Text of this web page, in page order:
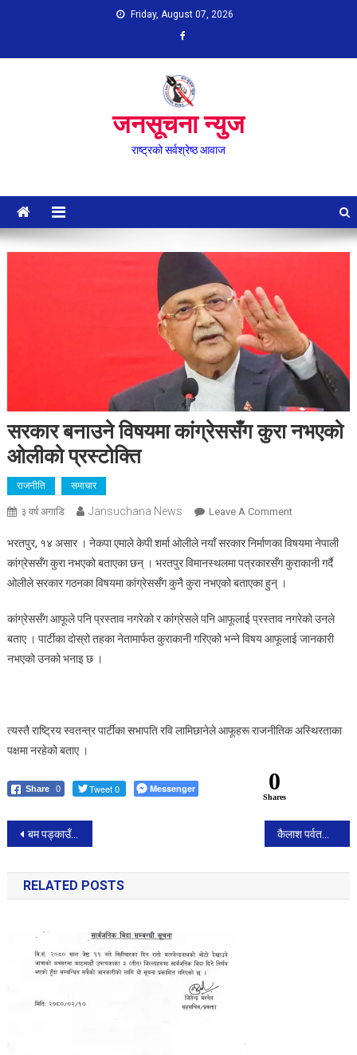
Friday, August 07, 2026
जनसूचना न्युज
राष्ट्रको सर्वश्रेष्ठ आवाज
सरकार बनाउने विषयमा कांग्रेससँग कुरा नभएको
ओलीको प्रस्टोक्ति
राजनीति समाचार
३ वर्ष अगाडि Jansuchana News Leave A CommentOn
बनाउने
विषयमा
नभएको
ओलीको
भरतपुर, १४ असार । नेकपा एमाले केपी शर्मा ओलीले नयाँ सरकार निर्माणका विषयमा नेपाली
कांग्रेससँग कुरा नभएको बताएका छन् । भरतपुर विमानस्थलमा पत्रकारसँग कुराकानी गर्दै
ओलीले सरकार गठनका विषयमा कांग्रेससँग कुनै कुरा नभएको बताएका हुन् ।
कांग्रेससँग आफूले पनि प्रस्ताव नगरेको र कांग्रेसले पनि आफूलाई प्रस्ताव नगरेको उनले
बताए । पार्टीका दोस्रो तहका नेतामार्फत कुराकानी गरिएको भन्ने विषय आफूलाई जानकारी
नभएको उनको भनाइ छ ।
त्यस्तै राष्ट्रिय स्वतन्त्र पार्टीका सभापति रवि लामिछानेले आफूहरू राजनीतिक अस्थिरताका
पक्षमा नरहेको बताए ।
Share 0 Tweet 0 Messenger 0
Shares
Post
navigation
बम पड्काउँदै फिरौती माग्ने गिरोहका तीनजना पक्राउ कैलाश पर्वतको दर्शनका लागि लिपुलेक र लिम्पियाधुरामा भारतले नयाँ बाटो बनाउँदै
RELATED POSTS